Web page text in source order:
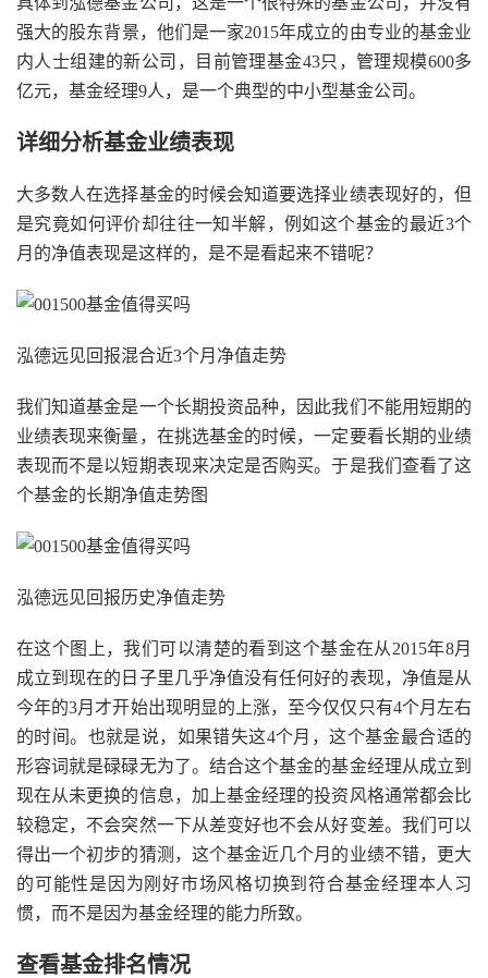
强大的股东背景，他们是一家2015年成立的由专业的基金业
内人士组建的新公司，目前管理基金43只，管理规模600多
亿元，基金经理9人，是一个典型的中小型基金公司。
详细分析基金业绩表现
大多数人在选择基金的时候会知道要选择业绩表现好的，但
是究竟如何评价却往往一知半解，例如这个基金的最近3个
月的净值表现是这样的，是不是看起来不错呢？
泓德远见回报混合近3个月净值走势
我们知道基金是一个长期投资品种，因此我们不能用短期的
业绩表现来衡量，在挑选基金的时候，一定要看长期的业绩
表现而不是以短期表现来决定是否购买。于是我们查看了这
个基金的长期净值走势图
泓德远见回报历史净值走势
在这个图上，我们可以清楚的看到这个基金在从2015年8月
成立到现在的日子里几乎净值没有任何好的表现，净值是从
今年的3月才开始出现明显的上涨，至今仅仅只有4个月左右
的时间。也就是说，如果错失这4个月，这个基金最合适的
形容词就是碌碌无为了。结合这个基金的基金经理从成立到
现在从未更换的信息，加上基金经理的投资风格通常都会比
较稳定，不会突然一下从差变好也不会从好变差。我们可以
得出一个初步的猜测，这个基金近几个月的业绩不错，更大
的可能性是因为刚好市场风格切换到符合基金经理本人习
惯，而不是因为基金经理的能力所致。
查看基金排名情况